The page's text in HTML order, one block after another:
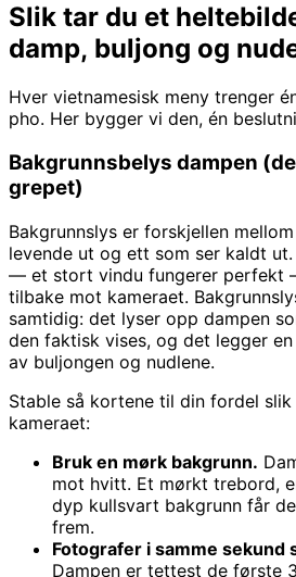
Slik tar du et
damp, buljong og
Hver vietnamesisk meny trenger
pho. Her bygger vi den, én
Bakgrunnsbelys dampen
grepet)
Bakgrunnslys er forskjellen
levende ut og ett som ser kaldt
— et stort vindu fungerer perfekt
tilbake mot kameraet.
samtidig: det lyser opp dampen
den faktisk vises, og det legger
av buljongen og nudlene.
Stable så kortene til din fordel
kameraet:
Bruk en mørk bakgrunn.
mot hvitt. Et mørkt trebord,
dyp kullsvart bakgrunn får
frem.
Fotografer i samme sekund
Dampen er tettest de første